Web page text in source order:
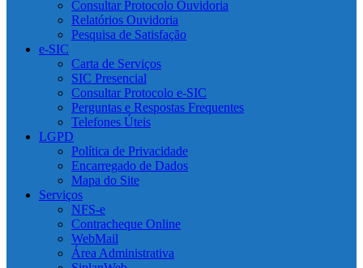
Consultar Protocolo Ouvidoria
Relatórios Ouvidoria
Pesquisa de Satisfação
e-SIC
Carta de Serviços
SIC Presencial
Consultar Protocolo e-SIC
Perguntas e Respostas Frequentes
Telefones Úteis
LGPD
Política de Privacidade
Encarregado de Dados
Mapa do Site
Serviços
NFS-e
Contracheque Online
WebMail
Área Administrativa